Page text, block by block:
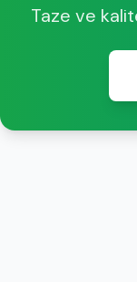
Taze ve